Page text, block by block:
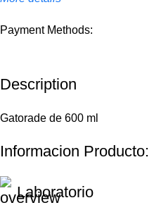
Payment Methods:
Description
Gatorade de 600 ml
Informacion Producto:
Laboratorio